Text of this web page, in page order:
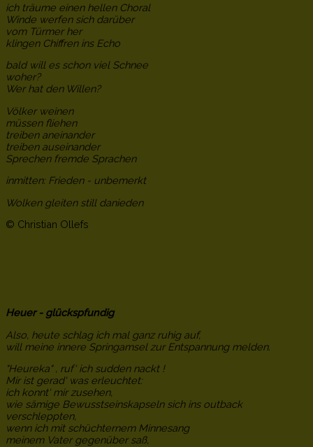
ich träume einen hellen Choral
Winde werfen sich darüber
vom Türmer her
klingen Chiffren ins Echo
bald will es schon viel Schnee
woher?
Wer hat den Willen?
Völker weinen
müssen fliehen
treiben aneinander
treiben auseinander
Sprechen fremde Sprachen
inmitten: Frieden - unbemerkt
Wolken gleiten still danieden
© Christian Ollefs
Heuer - glückspfundig
Also, heute schlag ich mal ganz ruhig auf,
will meine innere Springamsel zur Entspannung melden.
"Heureka" , ruf' ich sudden nackt !
Mir ist gerad' was erleuchtet:
ich konnt' mir zusehen,
wie sämige Bewusstseinskapseln sich ins outback
verschleppten,
wenn ich mit schüchternem Minnesang
meinem Vater gegenüber saß,